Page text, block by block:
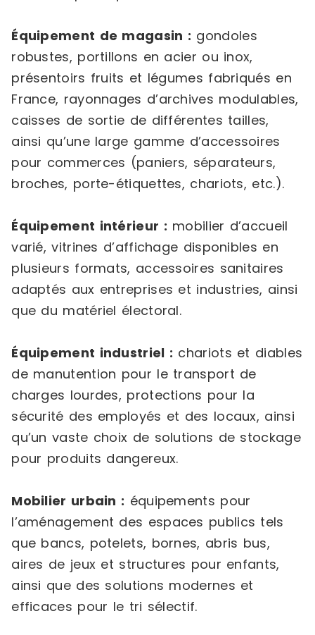
Équipement de magasin : gondoles
robustes, portillons en acier ou inox,
présentoirs fruits et légumes fabriqués en
France, rayonnages d’archives modulables,
caisses de sortie de différentes tailles,
ainsi qu’une large gamme d’accessoires
pour commerces (paniers, séparateurs,
broches, porte-étiquettes, chariots, etc.).
Équipement intérieur : mobilier d’accueil
varié, vitrines d’affichage disponibles en
plusieurs formats, accessoires sanitaires
adaptés aux entreprises et industries, ainsi
que du matériel électoral.
Équipement industriel : chariots et diables
de manutention pour le transport de
charges lourdes, protections pour la
sécurité des employés et des locaux, ainsi
qu’un vaste choix de solutions de stockage
pour produits dangereux.
Mobilier urbain : équipements pour
l’aménagement des espaces publics tels
que bancs, potelets, bornes, abris bus,
aires de jeux et structures pour enfants,
ainsi que des solutions modernes et
efficaces pour le tri sélectif.